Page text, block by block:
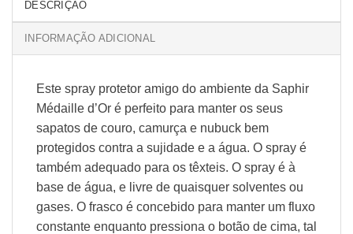
DESCRIÇÃO
INFORMAÇÃO ADICIONAL
Este spray protetor amigo do ambiente da Saphir
Médaille d’Or é perfeito para manter os seus
sapatos de couro, camurça e nubuck bem
protegidos contra a sujidade e a água. O spray é
também adequado para os têxteis. O spray é à
base de água, e livre de quaisquer solventes ou
gases. O frasco é concebido para manter um fluxo
constante enquanto pressiona o botão de cima, tal